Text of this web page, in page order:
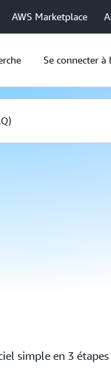
AWS Marketplace
Se connecter à
simple en 3